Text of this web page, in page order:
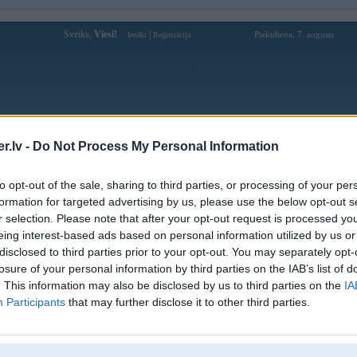
- Do Not Process My Personal Information
opt-out of the sale, sharing to third parties, or processing of your
for targeted advertising by us, please use the below opt-out
selection. Please note that after your opt-out request is processed
interest-based ads based on personal information utilized by us
to third parties prior to your opt-out. You may separately
of your personal information by third parties on the IAB’s list of
This information may also be disclosed by us to third parties on the
Participants that may further disclose it to other third parties.
Sveiks, Viesi! Ienākt Reģistrācija Piektdiena, 7. augusts
Forums Galerijas Reģistrācija Lietotāji
Lietotāja fi88rocks profils
Lietotājvārds:
fi88rocks
Ziņojumi forumā:
0
Pēdējie ziņojumi forumā